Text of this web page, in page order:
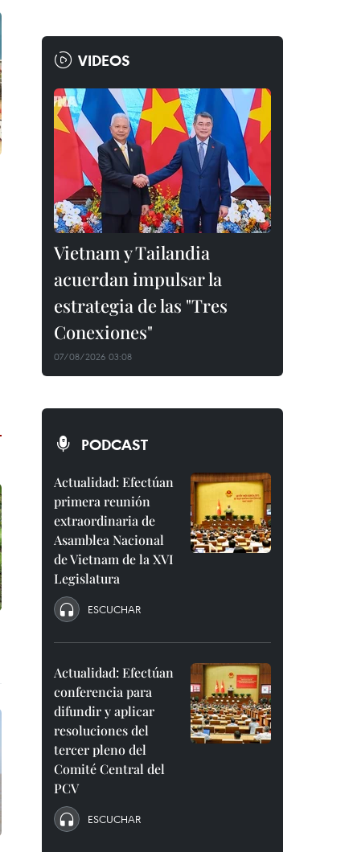
VIDEOS
Vietnam y Tailandia
acuerdan impulsar la
estrategia de las "Tres
Conexiones"
07/08/2026 03:08
PODCAST
Actualidad: Efectúan
primera reunión
extraordinaria de
Asamblea Nacional
de Vietnam de la XVI
Legislatura
ESCUCHAR
Actualidad: Efectúan
conferencia para
difundir y aplicar
resoluciones del
tercer pleno del
Comité Central del
PCV
ESCUCHAR